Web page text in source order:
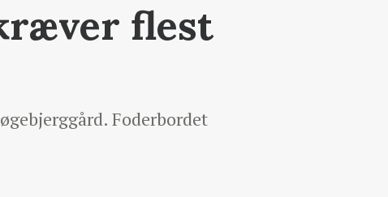
flest
Foderbordet